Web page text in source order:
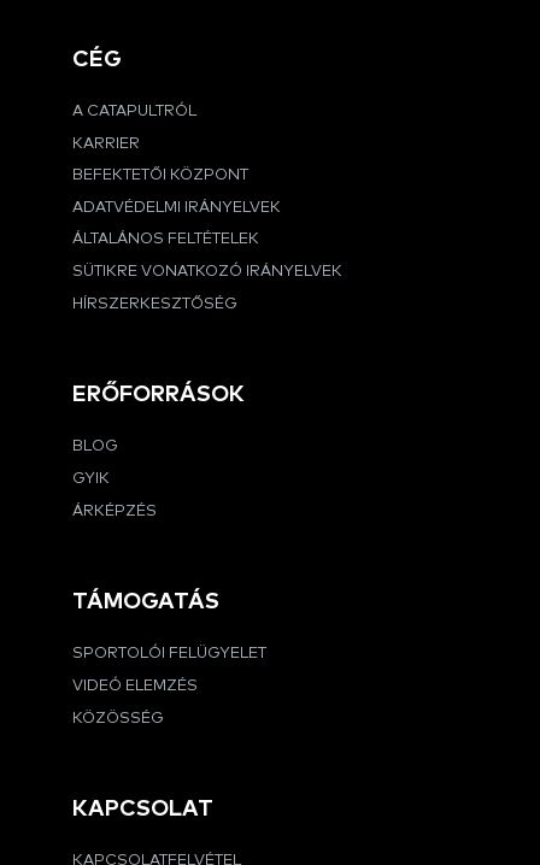
CÉG
A CATAPULTRÓL
KARRIER
BEFEKTETŐI KÖZPONT
ADATVÉDELMI IRÁNYELVEK
ÁLTALÁNOS FELTÉTELEK
SÜTIKRE VONATKOZÓ IRÁNYELVEK
HÍRSZERKESZTŐSÉG
ERŐFORRÁSOK
BLOG
GYIK
ÁRKÉPZÉS
TÁMOGATÁS
SPORTOLÓI FELÜGYELET
VIDEÓ ELEMZÉS
KÖZÖSSÉG
KAPCSOLAT
KAPCSOLATFELVÉTEL